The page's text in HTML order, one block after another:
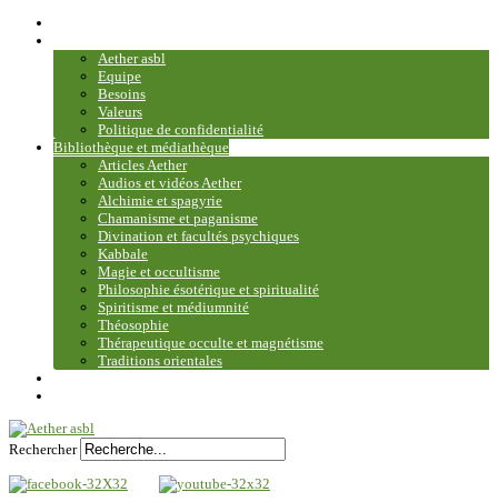
Aether asbl
Equipe
Besoins
Valeurs
Politique de confidentialité
Bibliothèque et médiathèque
Articles Aether
Audios et vidéos Aether
Alchimie et spagyrie
Chamanisme et paganisme
Divination et facultés psychiques
Kabbale
Magie et occultisme
Philosophie ésotérique et spiritualité
Spiritisme et médiumnité
Théosophie
Thérapeutique occulte et magnétisme
Traditions orientales
Rechercher